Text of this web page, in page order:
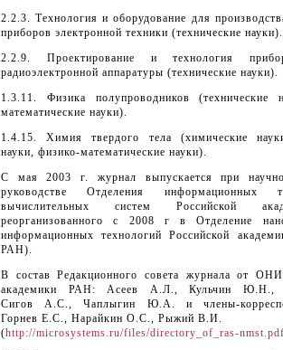
2.2.3. Технология и оборудование для
приборов электронной техники (технические науки).
2.2.9. Проектирование и технология
радиоэлектронной аппаратуры (технические науки).
1.3.11. Физика полупроводников (технические
математические науки).
1.4.15. Химия твердого тела (химические
науки, физико-математические науки).
С мая 2003 г. журнал выпускается при научно-
руководстве Отделения информационных
вычислительных систем Российской
реорганизованного с 2008 г в Отделение
информационных технологий Российской
РАН).
В состав Редакционного совета журнала от
академики РАН: Асеев А.Л., Кульчин Ю.Н.,
Сигов А.С., Чаплыгин Ю.А. и члены-
Горнев Е.С., Нарайкин О.С., Рыжий В.И.
(http://microsystems.ru/files/directory_of_ras-nmst.pdf